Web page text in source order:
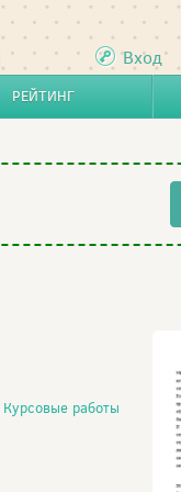
Вход
РЕЙТИНГ
Курсовые работы